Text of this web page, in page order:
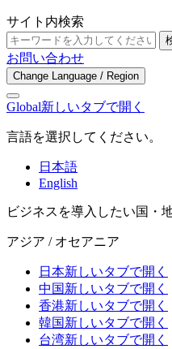
サイト内検索
お問い合わせ
Change Language / Region
Global新しいタブで開く
言語を選択してください。
日本語
English
ビジネスを導入したい国・
アジア / オセアニア
日本新しいタブで開く
中国新しいタブで開く
香港新しいタブで開く
韓国新しいタブで開く
台湾新しいタブで開く